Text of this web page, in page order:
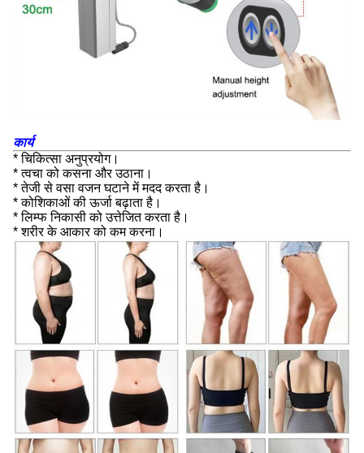
कार्य
* चिकित्सा अनुप्रयोग।
* त्वचा को कसना और उठाना।
* तेजी से वसा वजन घटाने में मदद करता है।
* कोशिकाओं की ऊर्जा बढ़ाता है।
* लिम्फ निकासी को उत्तेजित करता है।
* शरीर के आकार को कम करना।